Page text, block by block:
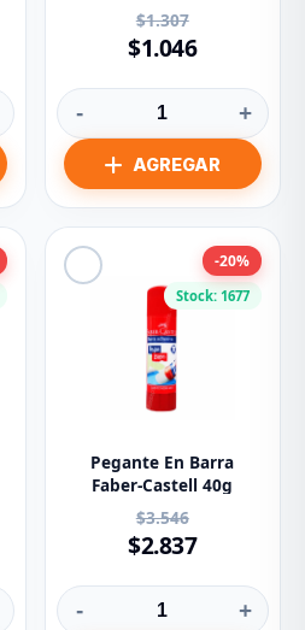
$1.307
$1.046
- +
Stock: 1677
-20%
Pegante En Barra
Faber-Castell 40g
$3.546
$2.837
- +